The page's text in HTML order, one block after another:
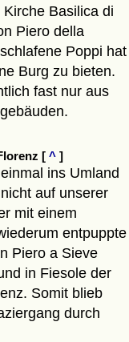
Basilica di
Piero della
Poppi hat
Burg zu bieten.
fast nur aus
[ ^ ]
ins Umland
auf unserer
mit einem
entpuppte
Piero a Sieve
in Fiesole der
Somit blieb
durch